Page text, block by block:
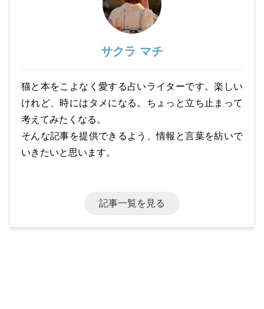
サクラ マチ
猫と本をこよなく愛する占いライターです。楽しい
けれど、時にはタメになる。ちょっと立ち止まって
考えてみたくなる。
そんな記事を提供できるよう、情報と言葉を紡いで
いきたいと思います。
記事一覧を見る